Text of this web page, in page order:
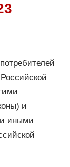
и
иными